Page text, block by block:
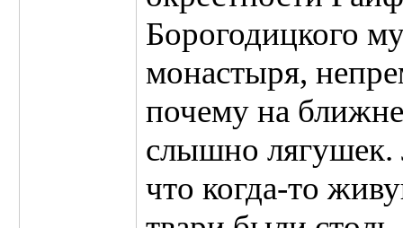
Борогодицкого
монастыря,
почему на
слышно лягушек.
что когда-то